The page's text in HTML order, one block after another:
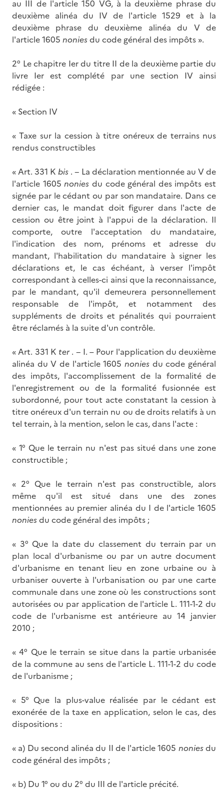
au III de l'article 150 VG, à la deuxième phrase du
deuxième alinéa du IV de l'article 1529 et à la
deuxième phrase du deuxième alinéa du V de
l'article 1605 noniesdu code général des impôts ».
2° Le chapitre Ier du titre II de la deuxième partie du
livre Ier est complété par une section IV ainsi
rédigée :
« Section IV
« Taxe sur la cession à titre onéreux de terrains nus
rendus constructibles
« Art. 331 K bis . − La déclaration mentionnée au V de
l'article 1605nonies du code général des impôts est
signée par le cédant ou par son mandataire. Dans ce
dernier cas, le mandat doit figurer dans l'acte de
cession ou être joint à l'appui de la déclaration. Il
comporte, outre l'acceptation du mandataire,
l'indication des nom, prénoms et adresse du
mandant, l'habilitation du mandataire à signer les
déclarations et, le cas échéant, à verser l'impôt
correspondant à celles-ci ainsi que la reconnaissance,
par le mandant, qu'il demeurera personnellement
responsable de l'impôt, et notamment des
suppléments de droits et pénalités qui pourraient
être réclamés à la suite d'un contrôle.
« Art. 331 K ter. − I. – Pour l'application du deuxième
alinéa du V de l'article 1605 nonies du code général
des impôts, l'accomplissement de la formalité de
l'enregistrement ou de la formalité fusionnée est
subordonné, pour tout acte constatant la cession à
titre onéreux d'un terrain nu ou de droits relatifs à un
tel terrain, à la mention, selon le cas, dans l'acte :
« 1° Que le terrain nu n'est pas situé dans une zone
constructible ;
« 2° Que le terrain n'est pas constructible, alors
même qu'il est situé dans une des zones
mentionnées au premier alinéa du I de l'article 1605
noniesdu code général des impôts ;
« 3° Que la date du classement du terrain par un
plan local d'urbanisme ou par un autre document
d'urbanisme en tenant lieu en zone urbaine ou à
urbaniser ouverte à l'urbanisation ou par une carte
communale dans une zone où les constructions sont
autorisées ou par application de l'article L. 111-1-2 du
code de l'urbanisme est antérieure au 14 janvier
2010 ;
« 4° Que le terrain se situe dans la partie urbanisée
de la commune au sens de l'article L. 111-1-2 du code
de l'urbanisme ;
« 5° Que la plus-value réalisée par le cédant est
exonérée de la taxe en application, selon le cas, des
dispositions :
« a) Du second alinéa du II de l'article 1605 noniesdu
code général des impôts ;
« b) Du 1° ou du 2° du III de l'article précité.